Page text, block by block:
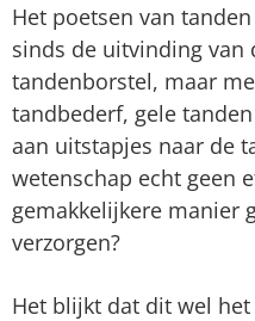
Het poetsen van
sinds de uitvinding van
tandenborstel, maar
tandbederf, gele
aan uitstapjes naar de
wetenschap echt geen
gemakkelijkere manier
verzorgen?
Het blijkt dat dit wel